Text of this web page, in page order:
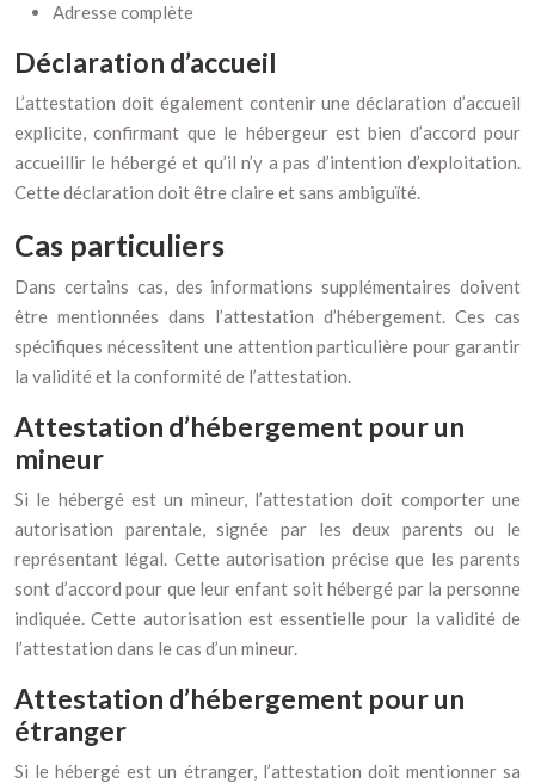
Adresse complète
Déclaration d’accueil
L’attestation doit également contenir une déclaration d’accueil
explicite, confirmant que le hébergeur est bien d’accord pour
accueillir le hébergé et qu’il n’y a pas d’intention d’exploitation.
Cette déclaration doit être claire et sans ambiguïté.
Cas particuliers
Dans certains cas, des informations supplémentaires doivent
être mentionnées dans l’attestation d’hébergement. Ces cas
spécifiques nécessitent une attention particulière pour garantir
la validité et la conformité de l’attestation.
Attestation d’hébergement pour un
mineur
Si le hébergé est un mineur, l’attestation doit comporter une
autorisation parentale, signée par les deux parents ou le
représentant légal. Cette autorisation précise que les parents
sont d’accord pour que leur enfant soit hébergé par la personne
indiquée. Cette autorisation est essentielle pour la validité de
l’attestation dans le cas d’un mineur.
Attestation d’hébergement pour un
étranger
Si le hébergé est un étranger, l’attestation doit mentionner sa